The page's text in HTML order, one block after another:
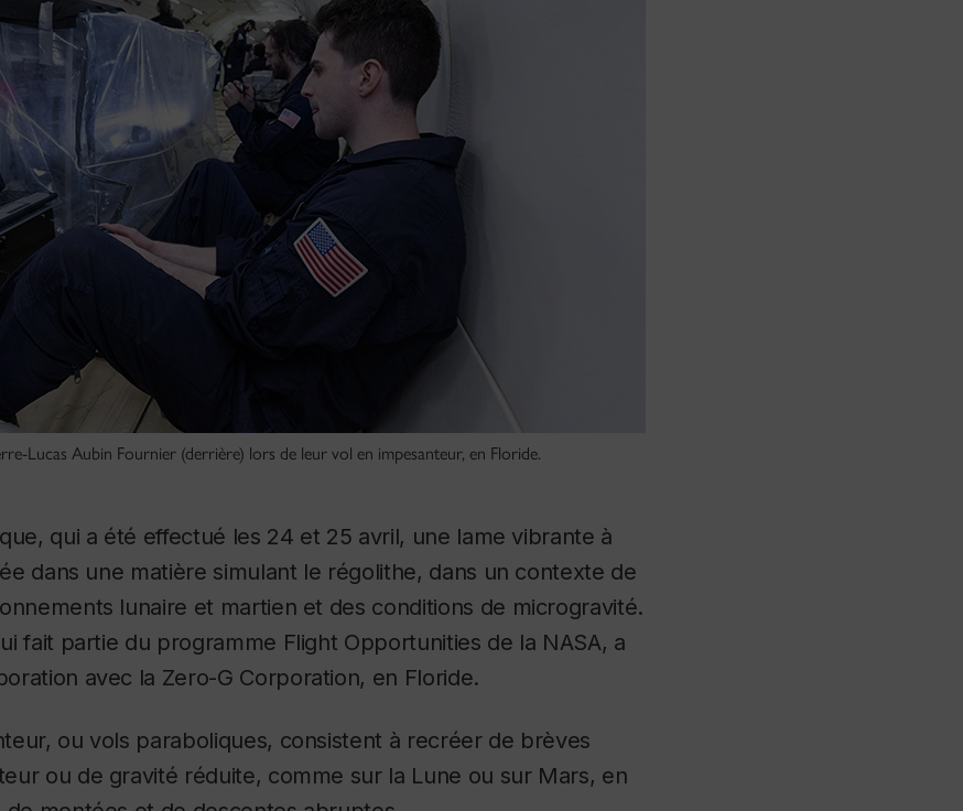
Lucas Aubin Fournier (derrière) lors de leur vol en impesanteur, en Floride.
qui a été effectué les 24 et 25 avril, une lame vibrante à
dans une matière simulant le régolithe, dans un contexte de
lunaire et martien et des conditions de microgravité.
fait partie du programme Flight Opportunities de la NASA, a
avec la Zero-G Corporation, en Floride.
ou vols paraboliques, consistent à recréer de brèves
ou de gravité réduite, comme sur la Lune ou sur Mars, en